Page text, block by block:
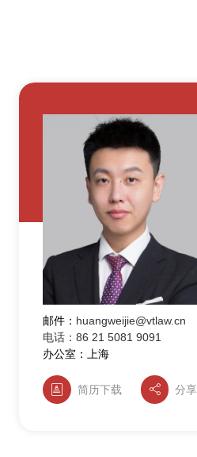
邮件： huangweijie@vtlaw.cn
电话：86 21 5081 9091
办公室：上海
简历下载 分享